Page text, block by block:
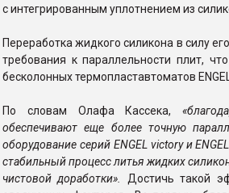
с интегрированным уплотнением из
Переработка жидкого силикона в силу
требования к параллельности плит,
бесколонных термопластавтоматов
По словам Олафа Кассека,
обеспечивают еще более точную
оборудование серий ENGEL victory и
стабильный процесс литья жидких
чистовой доработки».
Достичь такой